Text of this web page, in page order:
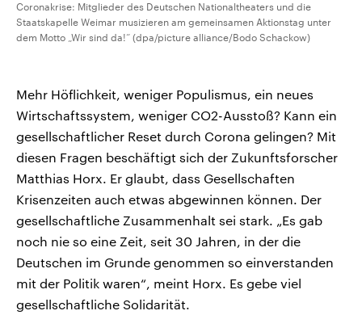
Coronakrise: Mitglieder des Deutschen Nationaltheaters und die
Staatskapelle Weimar musizieren am gemeinsamen Aktionstag unter
dem Motto „Wir sind da!“ (dpa/picture alliance/Bodo Schackow)
Mehr Höflichkeit, weniger Populismus, ein neues
Wirtschaftssystem, weniger CO2-Ausstoß? Kann ein
gesellschaftlicher Reset durch Corona gelingen? Mit
diesen Fragen beschäftigt sich der Zukunftsforscher
Matthias Horx. Er glaubt, dass Gesellschaften
Krisenzeiten auch etwas abgewinnen können. Der
gesellschaftliche Zusammenhalt sei stark. „Es gab
noch nie so eine Zeit, seit 30 Jahren, in der die
Deutschen im Grunde genommen so einverstanden
mit der Politik waren“, meint Horx. Es gebe viel
gesellschaftliche Solidarität.